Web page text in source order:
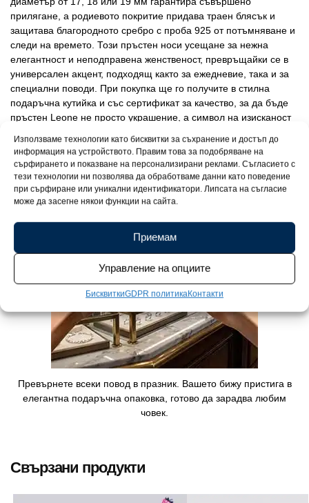
Използваме технологии като бисквитки за съхранение и достъп до
информация на устройството. Правим това за подобряване на
сърфирането и показване на персонализирани реклами. Съгласието с
тези технологии ни позволява да обработваме данни като поведение
при сърфиране или уникални идентификатори. Липсата на съгласие
може да засегне някои функции на сайта.
Приемам
Управление на опциите
БисквиткиGDPR политикаКонтакти
прилягане, а родиевото покритие придава траен блясък и
защитава благородното сребро с проба 925 от потъмняване и
следи на времето. Този пръстен носи усещане за нежна
елегантност и неподправена женственост, превръщайки се в
универсален акцент, подходящ както за ежедневие, така и за
специални поводи. При покупка ще го получите в стилна
подаръчна кутийка и със сертификат за качество, за да бъде
пръстен Leone не просто украшение, а символ на изисканост
Превърнете всеки повод в празник. Вашето бижу пристига в
елегантна подаръчна опаковка, готово да зарадва любим
човек.
Свързани продукти